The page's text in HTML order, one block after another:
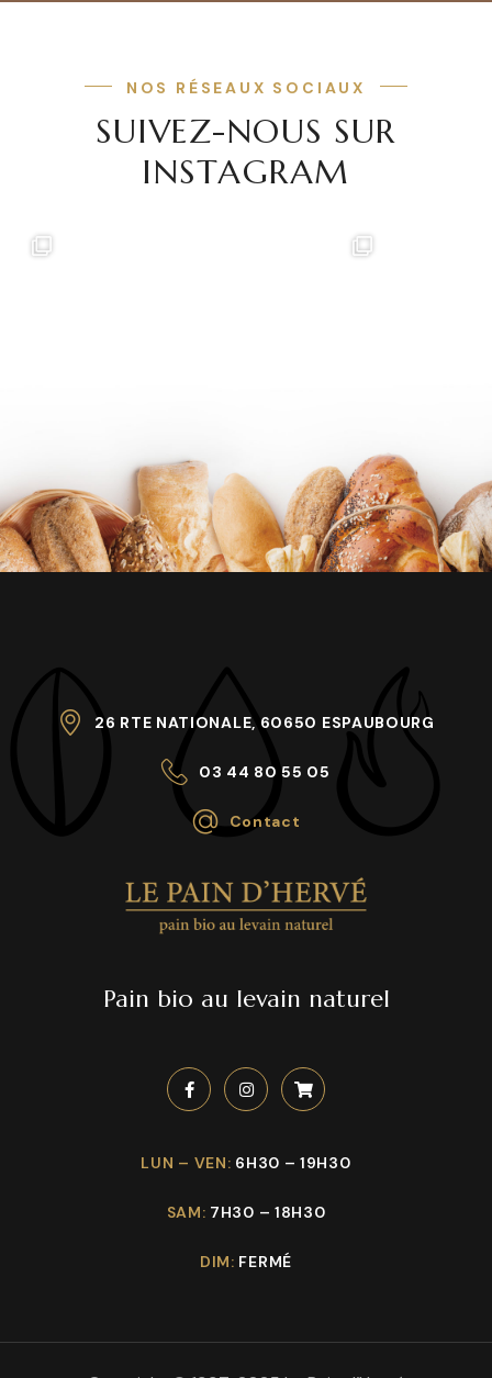
NOS RÉSEAUX SOCIAUX
SUIVEZ-NOUS SUR
INSTAGRAM
26 RTE NATIONALE, 60650 ESPAUBOURG
03 44 80 55 05
Contact
Pain bio au levain naturel
LUN – VEN: 6H30 – 19H30
SAM: 7H30 – 18H30
DIM: FERMÉ